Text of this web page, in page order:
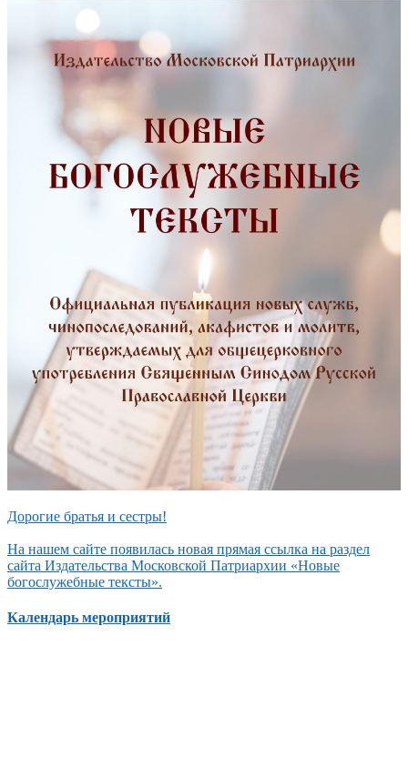
Дорогие братья и сестры!
На нашем сайте появилась новая прямая ссылка на раздел
сайта Издательства Московской Патриархии «Новые
богослужебные тексты».
Календарь мероприятий